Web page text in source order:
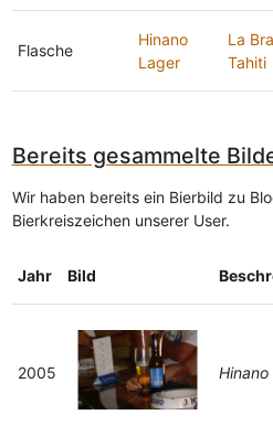
Flasche
Hinano
Lager
La
Tahiti
Bereits gesammelte
Wir haben bereits ein Bierbild zu
Bierkreiszeichen unserer User.
Jahr Bild
2005